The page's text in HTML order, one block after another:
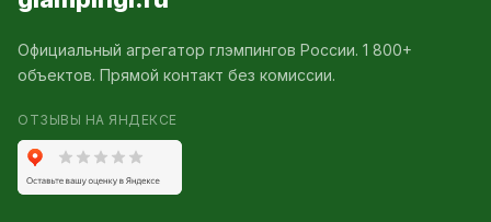
Официальный агрегатор глэмпингов России. 1 800+
объектов. Прямой контакт без комиссии.
ОТЗЫВЫ НА ЯНДЕКСЕ